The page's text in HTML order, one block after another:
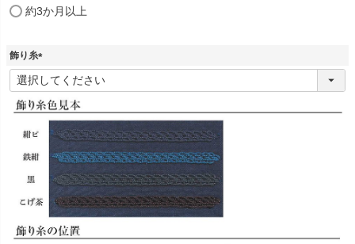
(
)
約3か月以上
飾り糸
(
必
須
)